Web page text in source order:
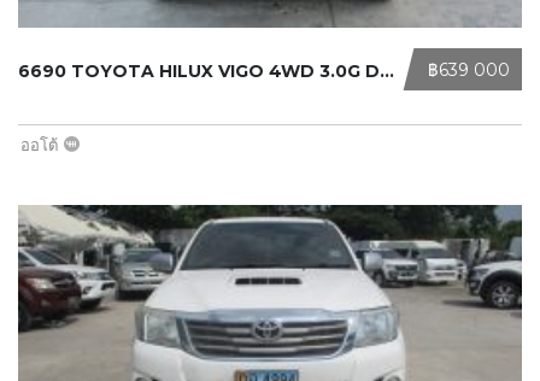
‎฿639 000
6690 TOYOTA HILUX VIGO 4WD 3.0G DOU ...
ออโต้